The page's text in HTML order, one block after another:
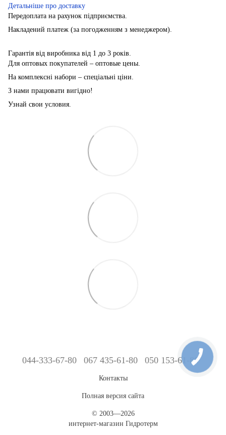
Детальніше про доставку
Передоплата на рахунок підприємства.
Накладений платеж (за погодженням з менеджером).
Гарантія від виробника від 1 до 3 років.
Для оптовых покупателей – оптовые цены.
На комплексні набори – спеціальні ціни.
З нами працювати вигідно!
Узнай свои условия.
044-333-67-80 067 435-61-80 050 153-61-80
Контакты
Полная версия сайта
© 2003—2026
интернет-магазин Гидротерм